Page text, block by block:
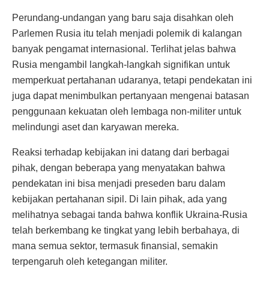
Perundang-undangan yang baru saja disahkan oleh
Parlemen Rusia itu telah menjadi polemik di kalangan
banyak pengamat internasional. Terlihat jelas bahwa
Rusia mengambil langkah-langkah signifikan untuk
memperkuat pertahanan udaranya, tetapi pendekatan ini
juga dapat menimbulkan pertanyaan mengenai batasan
penggunaan kekuatan oleh lembaga non-militer untuk
melindungi aset dan karyawan mereka.
Reaksi terhadap kebijakan ini datang dari berbagai
pihak, dengan beberapa yang menyatakan bahwa
pendekatan ini bisa menjadi preseden baru dalam
kebijakan pertahanan sipil. Di lain pihak, ada yang
melihatnya sebagai tanda bahwa konflik Ukraina-Rusia
telah berkembang ke tingkat yang lebih berbahaya, di
mana semua sektor, termasuk finansial, semakin
terpengaruh oleh ketegangan militer.